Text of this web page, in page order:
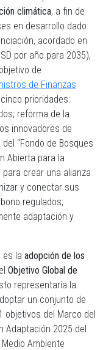
climática, a fin de
en desarrollo dado
acordado en
por año para 2035),
de
de Finanzas
prioridades:
reforma de la
innovadores de
“Fondo de Bosques
Abierta para la
para crear una alianza
y conectar sus
regulados;
adaptación y
es la adopción de los
Objetivo Global de
representaría la
un conjunto de
objetivos del Marco del
Adaptación 2025 del
Ambiente